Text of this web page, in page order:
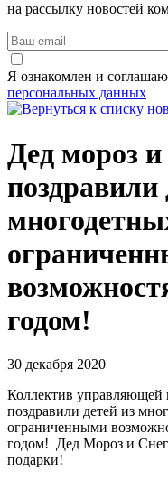
на рассылку новостей
Я ознакомлен и
персональных данных
Дед мороз
поздравили
годом!
30 декабря 2020
Коллектив
поздравили детей из
ограниченными
годом! Дед Мороз и
подарки!